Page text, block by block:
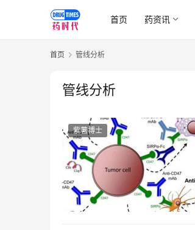
首页 药资讯
首页 管线分析
管线分析
紫薯博士